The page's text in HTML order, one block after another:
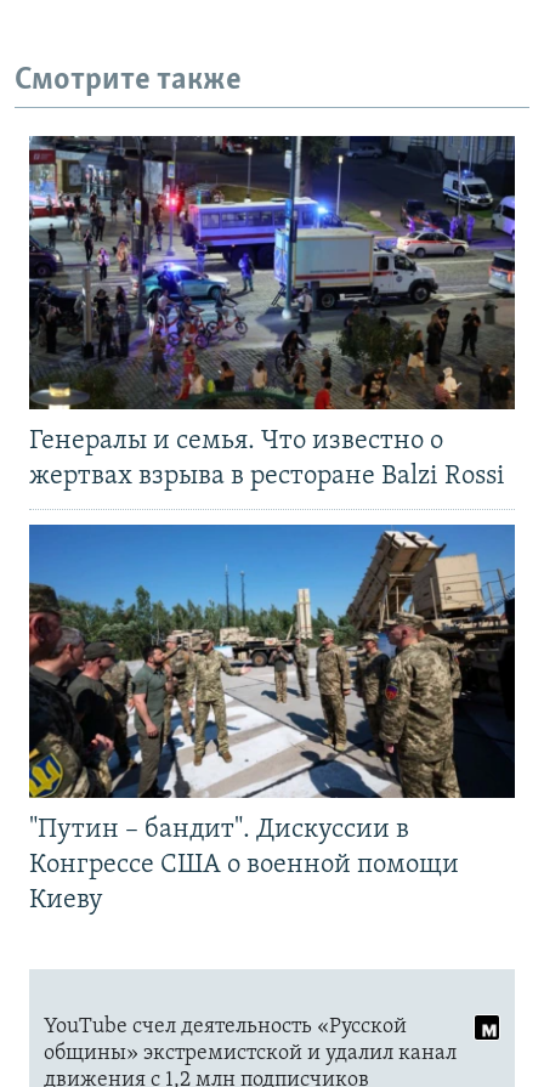
Смотрите также
Генералы и семья. Что известно о
жертвах взрыва в ресторане Balzi Rossi
"Путин – бандит". Дискуссии в
Конгрессе США о военной помощи
Киеву